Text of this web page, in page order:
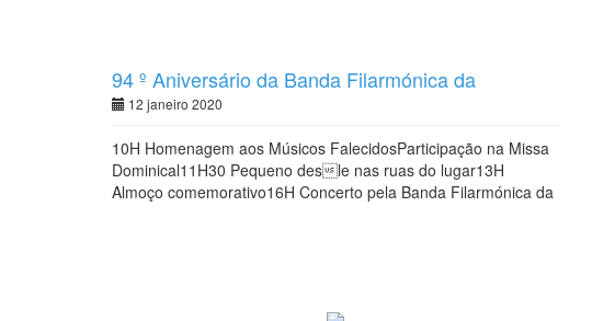
94 º Aniversário da Banda Filarmónica da
A.R.M.C.
12 janeiro 2020
10H Homenagem aos Músicos FalecidosParticipação na Missa
Dominical11H30 Pequeno desle nas ruas do lugar13H
Almoço comemorativo16H Concerto pela Banda Filarmónica da